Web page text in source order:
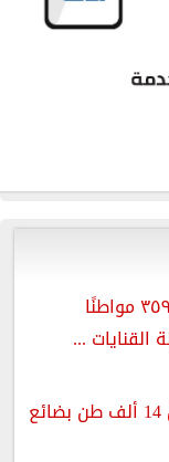
تقديم الخدمة الطبية لـ ٣٥٩٧ مواطنًا
القنايات ...
موانئ البحر الأحمر: تداول 14 ألف طن بضائع